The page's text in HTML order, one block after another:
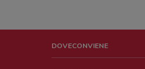
DOVECONVIENE